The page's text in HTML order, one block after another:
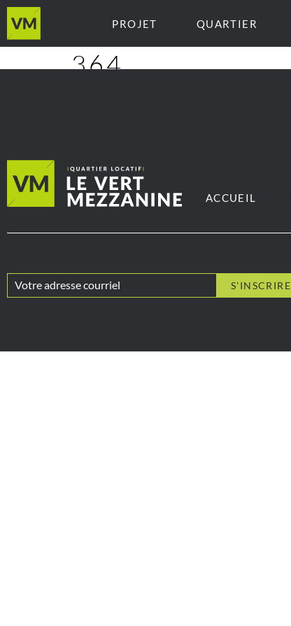
PROJET QUARTIER
364
ACCUEIL